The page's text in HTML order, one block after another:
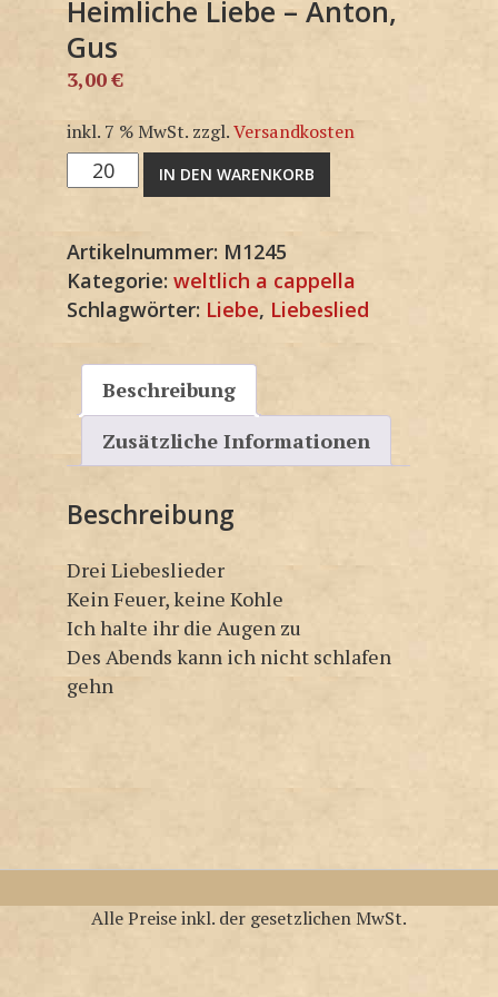
Heimliche Liebe – Anton,
Gus
3,00€
inkl. 7 % MwSt. zzgl.Versandkosten
Heimliche
Liebe
Anton,
Gus
Menge
IN DEN WARENKORB
Artikelnummer: M1245
Kategorie: weltlich a cappella
Schlagwörter: Liebe, Liebeslied
Beschreibung
Zusätzliche Informationen
Beschreibung
Drei Liebeslieder
Kein Feuer, keine Kohle
Ich halte ihr die Augen zu
Des Abends kann ich nicht schlafen
gehn
Alle Preise inkl. der gesetzlichen MwSt.